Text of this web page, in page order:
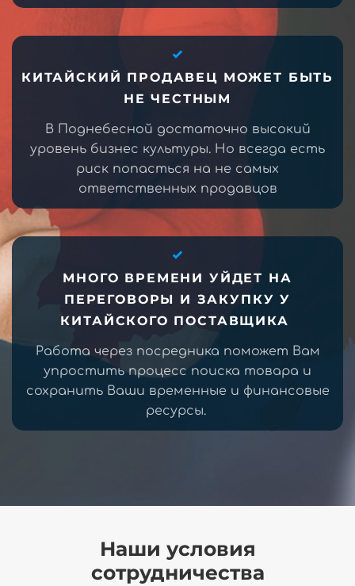
КИТАЙСКИЙ ПРОДАВЕЦ МОЖЕТ БЫТЬ
НЕ ЧЕСТНЫМ
В Поднебесной достаточно высокий
уровень бизнес культуры. Но всегда есть
риск попасться на не самых
ответственных продавцов
МНОГО ВРЕМЕНИ УЙДЕТ НА
ПЕРЕГОВОРЫ И ЗАКУПКУ У
КИТАЙСКОГО ПОСТАВЩИКА
Работа через посредника поможет Вам
упростить процесс поиска товара и
сохранить Ваши временные и финансовые
ресурсы.
Наши условия
сотрудничества